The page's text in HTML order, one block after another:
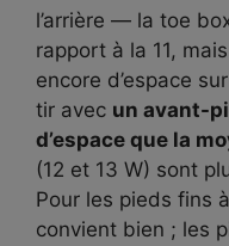
l’arrière — la toe
rapport à la 11,
encore d’espace
tir avec un avant-
d’espace que la
(12 et 13 W) sont
Pour les pieds fins
convient bien ; les